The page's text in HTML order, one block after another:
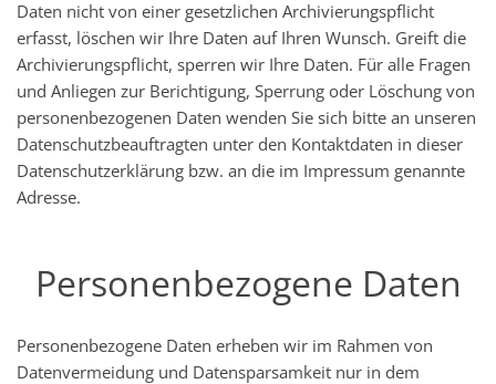
Daten nicht von einer gesetzlichen Archivierungspflicht
erfasst, löschen wir Ihre Daten auf Ihren Wunsch. Greift die
Archivierungspflicht, sperren wir Ihre Daten. Für alle Fragen
und Anliegen zur Berichtigung, Sperrung oder Löschung von
personenbezogenen Daten wenden Sie sich bitte an unseren
Datenschutzbeauftragten unter den Kontaktdaten in dieser
Datenschutzerklärung bzw. an die im Impressum genannte
Adresse.
Personenbezogene Daten
Personenbezogene Daten erheben wir im Rahmen von
Datenvermeidung und Datensparsamkeit nur in dem